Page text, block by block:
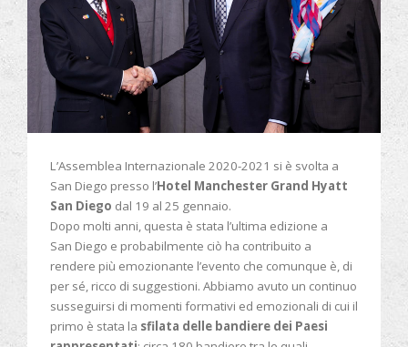
L’Assemblea Internazionale 2020-2021 si è svolta a
San Diego presso l’Hotel Manchester Grand Hyatt
San Diego dal 19 al 25 gennaio.
Dopo molti anni, questa è stata l’ultima edizione a
San Diego e probabilmente ciò ha contribuito a
rendere più emozionante l’evento che comunque è, di
per sé, ricco di suggestioni. Abbiamo avuto un continuo
susseguirsi di momenti formativi ed emozionali di cui il
primo è stata la sfilata delle bandiere dei Paesi